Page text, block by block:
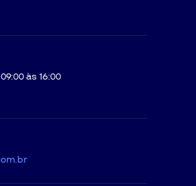
às 16:00